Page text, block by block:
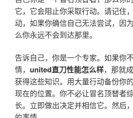
它，它会阻止你采取行动。请记住
动，如果你确信自己无法尝试，因
么你永远不会到达那里。
告诉自己，你是一个专家。如果你
情， united直刀性能怎么样，那就
获得这些知识。用大量行动备份你
现在的位置。你不必让冒名顶替者
长。立即做出决定并相信它。然后